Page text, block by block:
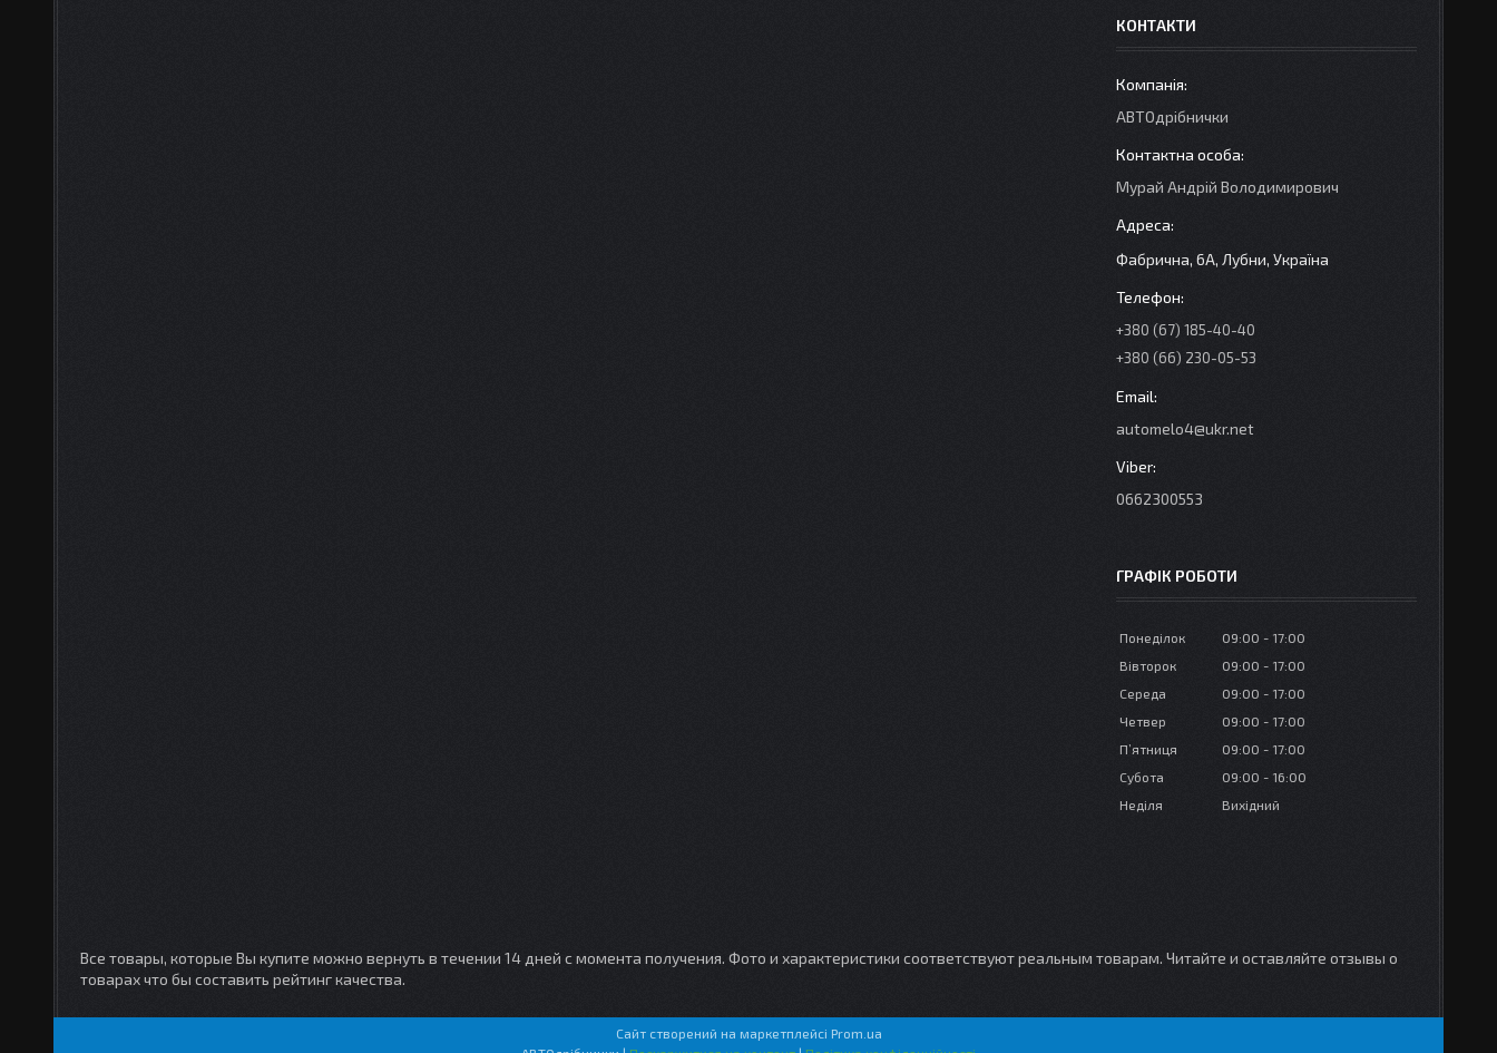
КОНТАКТИ
АВТОдрібнички
Мурай Андрій Володимирович
Фабрична, 6А, Лубни, Україна
+380 (67) 185-40-40
+380 (66) 230-05-53
automelo4@ukr.net
0662300553
ГРАФІК РОБОТИ
Понеділок 09:00
17:00
Вівторок
09:00
17:00
Середа
09:00
17:00
Четвер
09:00
17:00
Пʼятниця
09:00
17:00
Субота
09:00
16:00
Неділя
Вихідний
Все товары, которые Вы купите можно вернуть в течении 14 дней с момента получения. Фото и характеристики соответствуют реальным товарам. Читайте и оставляйте отзывы о
товарах что бы составить рейтинг качества.
Сайт створений на маркетплейсі Prom.ua